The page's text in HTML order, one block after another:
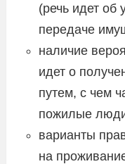
(речь идет об
передаче
наличие
идет о
путем, с чем
пожилые
варианты
на